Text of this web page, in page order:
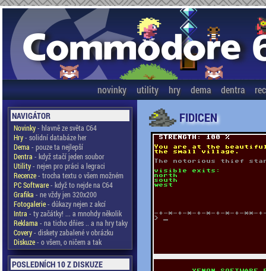
novinky utility hry dema dentra
NAVIGÁTOR
Novinky- hlavně ze světa C64
Hry- solidní databáze her
Dema - pouze ta nejlepší
Dentra - když stačí jeden soubor
Utility- nejen pro práci a legraci
Recenze- trocha textu o všem možném
PC Software- když to nejde na C64
Grafika - ne vždy jen 320x200
Fotogalerie- důkazy nejen z akcí
Intra - ty začátky! ... a mnohdy několik
Reklama - na ticho dňies .. a na hry taky
Covery- diskety zabalené v obrázku
Diskuze- o všem, o ničem a tak
POSLEDNÍCH 10 Z DISKUZE
FIDICEN